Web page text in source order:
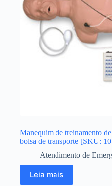
Manequim de treinamento
bolsa de transporte [SKU:
Atendimento de
Leia mais